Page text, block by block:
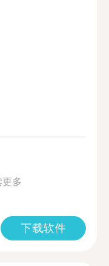
多
下载软件